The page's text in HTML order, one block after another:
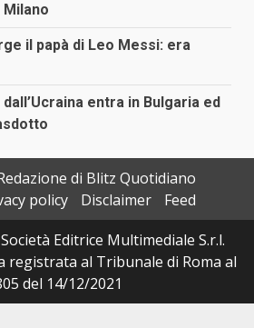
il papà di Leo Messi: era
entra in Bulgaria ed
di Blitz Quotidiano
policy Disclaimer
Feed
Editrice Multimediale S.r.l.
registrata al Tribunale di Roma al
del 14/12/2021